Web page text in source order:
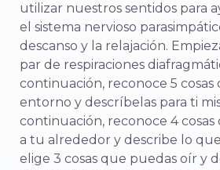
utilizar nuestros sentidos para
el sistema nervioso
descanso y la relajación.
par de respiraciones
continuación, reconoce 5 cosas
entorno y descríbelas para ti
continuación, reconoce 4
a tu alrededor y describe lo
elige 3 cosas que puedas oír y